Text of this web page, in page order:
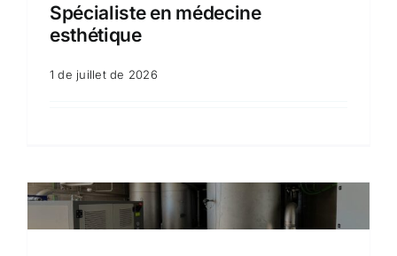
Spécialiste en médecine
esthétique
1 de juillet de 2026